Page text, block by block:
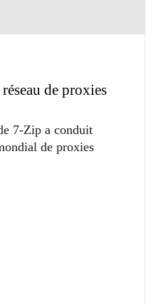
de proxies
7-Zip a conduit
de proxies